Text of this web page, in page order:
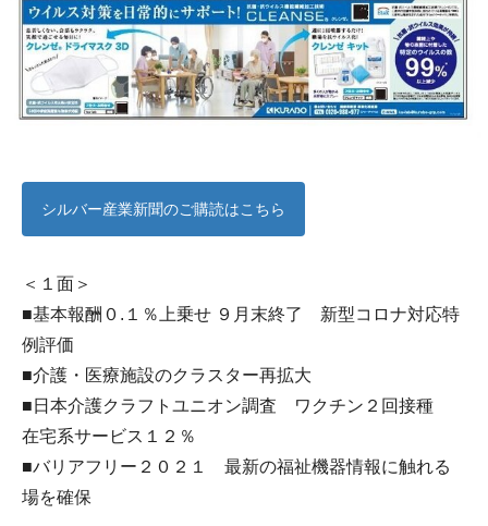
シルバー産業新聞のご購読はこちら
＜１面＞
■基本報酬０.１％上乗せ ９月末終了 新型コロナ対応特
例評価
■介護・医療施設のクラスター再拡大
■日本介護クラフトユニオン調査 ワクチン２回接種
在宅系サービス１２％
■バリアフリー２０２１ 最新の福祉機器情報に触れる
場を確保